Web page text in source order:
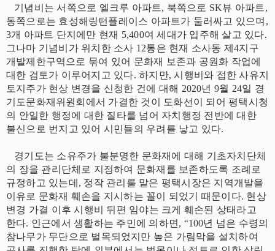
기념비는 서쪽으로 엘크루 아파트, 북쪽으로 SK뷰 아파트,
동쪽으로는 효성해링턴플레이스 아파트가 둘러싸고 있으며,
3개 아파트 단지에만 현재 5,400여 세대가 입주해 살고 있다.
그나마 기념비가 위치한 소사 12통은 현재 소사동 제4지구
개발제한구역으로 묶여 있어 문화재 보존과 공원화 작업에
대한 검토가 이루어지고 있다. 하지만, 시행비와 접한 사유지
토지주가 현상 변경을 신청한 건에 대해 2020년 9월 24일 경
기도문화재위원회에서 가결한 것이 도화선이 되어 평택시청
의 안일한 행정에 대한 질타를 넘어 자치행정 전반에 대한
불신으로 번지고 있어 시민들의 우려를 낳고 있다.
경기도는 소유주가 불분명한 문화재에 대해 기초자치단체
의 장을 관리단체로 지정하여 문화재를 보존하도록 조례로
규정하고 있는데, 정작 관리를 맡은 평택시장은 지역개발을
이유로 문화재 훼손을 지시하는 꼴이 되었기 때문이다. 현상
변경 가결 이후 시행비 뒤편 임야는 크게 훼손된 상태라고
한다. 인근에서 생활하는 주민에 의하면, “100년 넘은 수령의
참나무가 무단으로 벌목되었지만 높은 가림막을 설치하여